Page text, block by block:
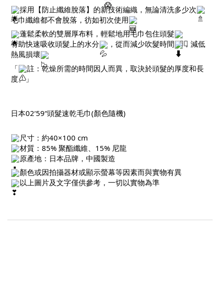
採用【防止纖維脫落】的新技術編織，無論清洗多少次
毛巾纖維都不會脫落，彷如初次使用
蓬鬆柔軟的雙層厚布料，輕鬆地用毛巾包住頭髮
有助快速吸收頭髮上的水分
，從而減少吹髮時間
，減低
熱風損壞
「
註：乾燥所需的時間因人而異，取決於頭髮的厚度和長
度。」
日本02‘59“頭髮速乾毛巾(顏色隨機)
尺寸：約40×100 cm
材質：85% 聚酯纖維、15% 尼龍
原產地：日本品牌，中國製造
顏色或因拍攝器材或顯示螢幕等因素而與實物有異
以上圖片及文字僅供參考，一切以實物為準